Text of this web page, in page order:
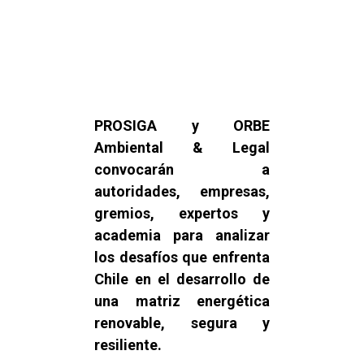
PROSIGA y ORBE
Ambiental & Legal
convocarán a
autoridades, empresas,
gremios, expertos y
academia para analizar
los desafíos que enfrenta
Chile en el desarrollo de
una matriz energética
renovable, segura y
resiliente.